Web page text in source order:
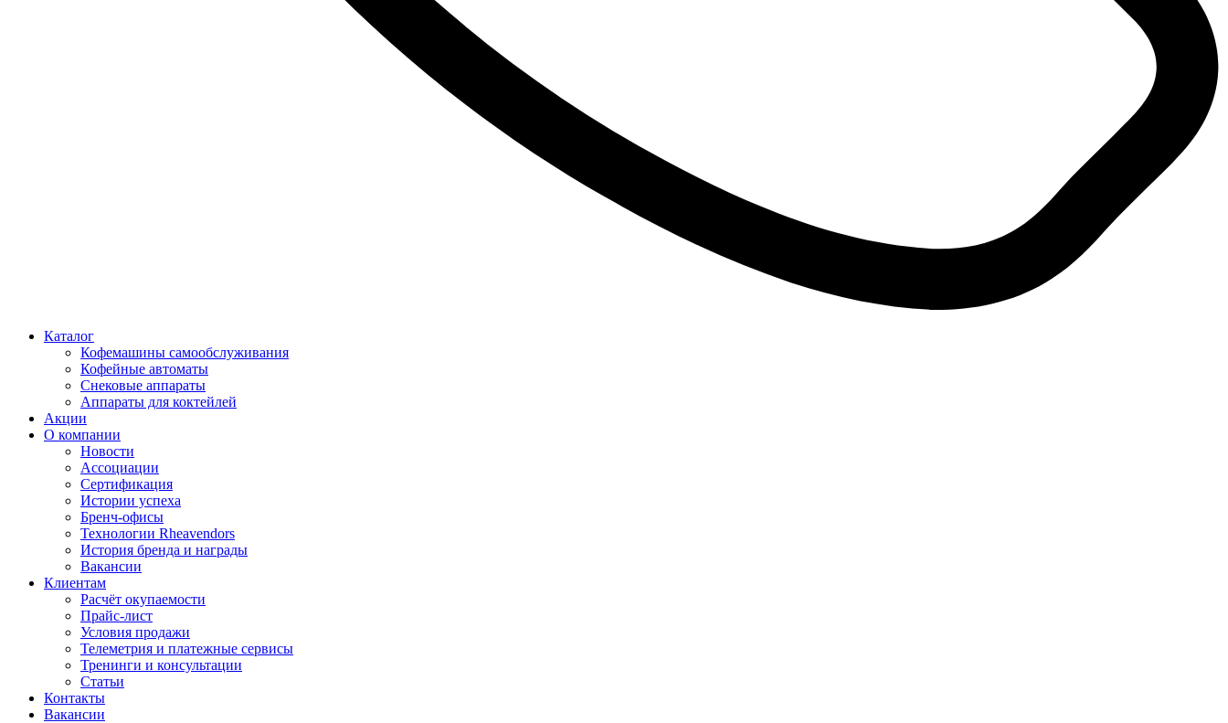
Каталог
Кофемашины самообслуживания
Кофейные автоматы
Снековые аппараты
Аппараты для коктейлей
Акции
О компании
Новости
Ассоциации
Сертификация
Истории успеха
Бренч-офисы
Технологии Rheavendors
История бренда и награды
Вакансии
Клиентам
Расчёт окупаемости
Прайс-лист
Условия продажи
Телеметрия и платежные сервисы
Тренинги и консультации
Статьи
Контакты
Вакансии